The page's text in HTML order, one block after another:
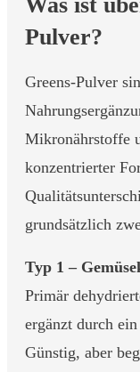
Pulver?
Greens-Pulver
Mikronährstoffe
konzentrierter
grundsätzlich
Typ 1 –
Primär
ergänzt durch
Günstig, aber